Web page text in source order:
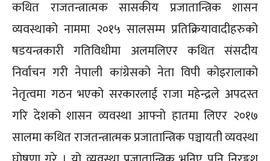
कथित राजतन्त्रात्मक सासकीय प्रजातान्त्रिक शासन
व्यवस्थाको नाममा २०१५ सालसम्म प्रतिक्रियावादीहरुको
षडयन्त्रकारी गतिविधीमा अलमलिएर कथित संसदीय
निर्वाचन गरी नेपाली कांग्रेसको नेता विपी कोइरालाको
नेतृत्वमा गठन भएको सरकारलाई राजा महेन्द्रले अपदस्त
गरि देशको शासन व्यवस्था आफ्नो हातमा लिएर २०१७
सालमा कथित राजतन्त्रात्मक प्रजातान्त्रिक पञ्चायती व्यवस्था